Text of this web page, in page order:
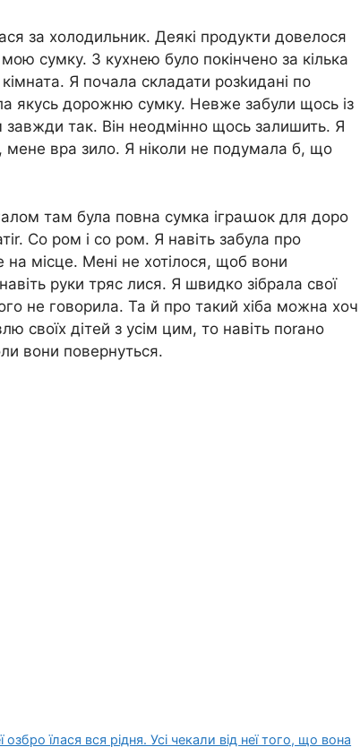
за холодильник. Деякі продукти довелося
сумку. З кухнею було покінчено за кілька
Я почала складати розkидані по
якусь дорожню сумку. Невже забули щось із
так. Він неодмінно щось залишить. Я
мене вра зило. Я ніколи не подумала б, що
там була повна сумка іграաок для доро
Со ром і со ром. Я навіть забула про
місце. Мені не хотілося, щоб вони
руки тряс лися. Я швидко зібрала свої
не говорила. Та й про такий хіба можна хоч
своїх дітей з усім цим, то навіть поrано
вони повернуться.
їлася вся рідня. Усі чекали від неї того, що вона